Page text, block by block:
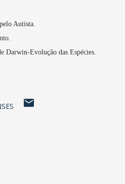
Autista.
Darwin-Evolução das Espécies.